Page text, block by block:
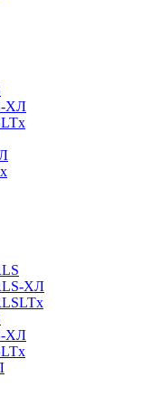
ХЛ
ХЛ
ХЛ